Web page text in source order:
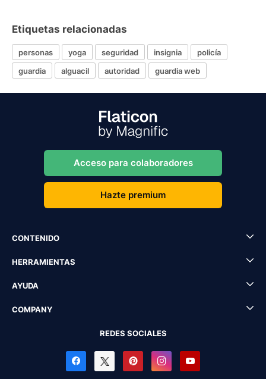
Etiquetas relacionadas
personas yoga seguridad insignia
policía
guardia
alguacil autoridad guardia web
Acceso para colaboradores
Hazte premium
CONTENIDO
HERRAMIENTAS
AYUDA
COMPANY
REDES SOCIALES